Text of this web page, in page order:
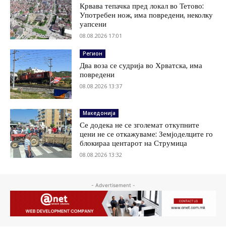
Крвава тепачка пред локал во Тетово:
Употребен нож, има повредени, неколку
уапсени
08.08.2026 17:01
Регион
Два воза се судрија во Хрватска, има
повредени
08.08.2026 13:37
Македонија
Се додека не се зголемат откупните
цени не се откажуваме: Земјоделците го
блокираа центарот на Струмица
08.08.2026 13:32
- Advertisement -